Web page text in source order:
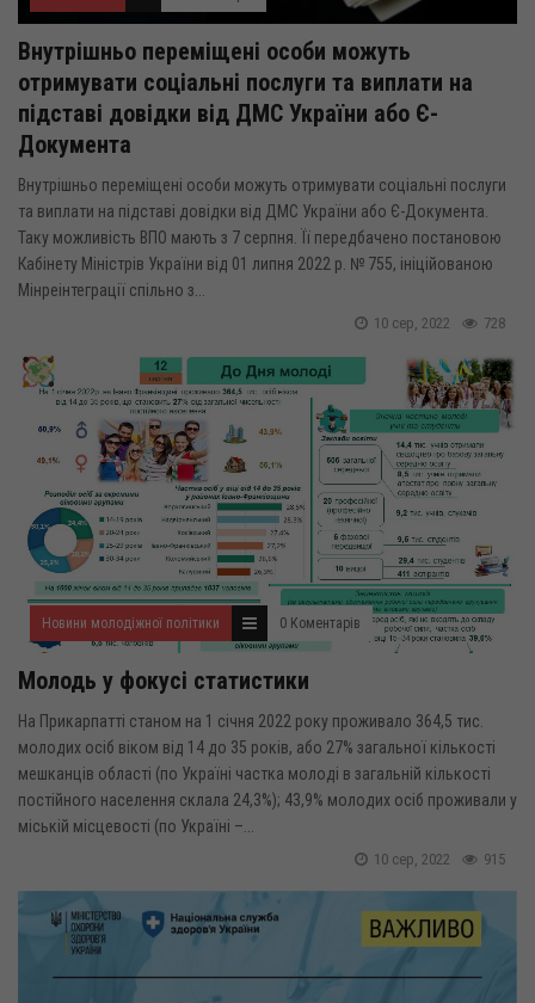
Внутрішньо переміщені особи можуть
отримувати соціальні послуги та виплати на
підставі довідки від ДМС України або Є-
Документа
Внутрішньо переміщені особи можуть отримувати соціальні послуги
та виплати на підставі довідки від ДМС України або Є-Документа.
Таку можливість ВПО мають з 7 серпня. Її передбачено постановою
Кабінету Міністрів України від 01 липня 2022 р. № 755, ініційованою
Мінреінтеграції спільно з...
728
10 сер, 2022
Новини молодіжної політики 0 Коментарів
Молодь у фокусі статистики
На Прикарпатті станом на 1 січня 2022 року проживало 364,5 тис.
молодих осіб віком від 14 до 35 років, або 27% загальної кількості
мешканців області (по Україні частка молоді в загальній кількості
постійного населення склала 24,3%); 43,9% молодих осіб проживали у
міській місцевості (по Україні –...
915
10 сер, 2022